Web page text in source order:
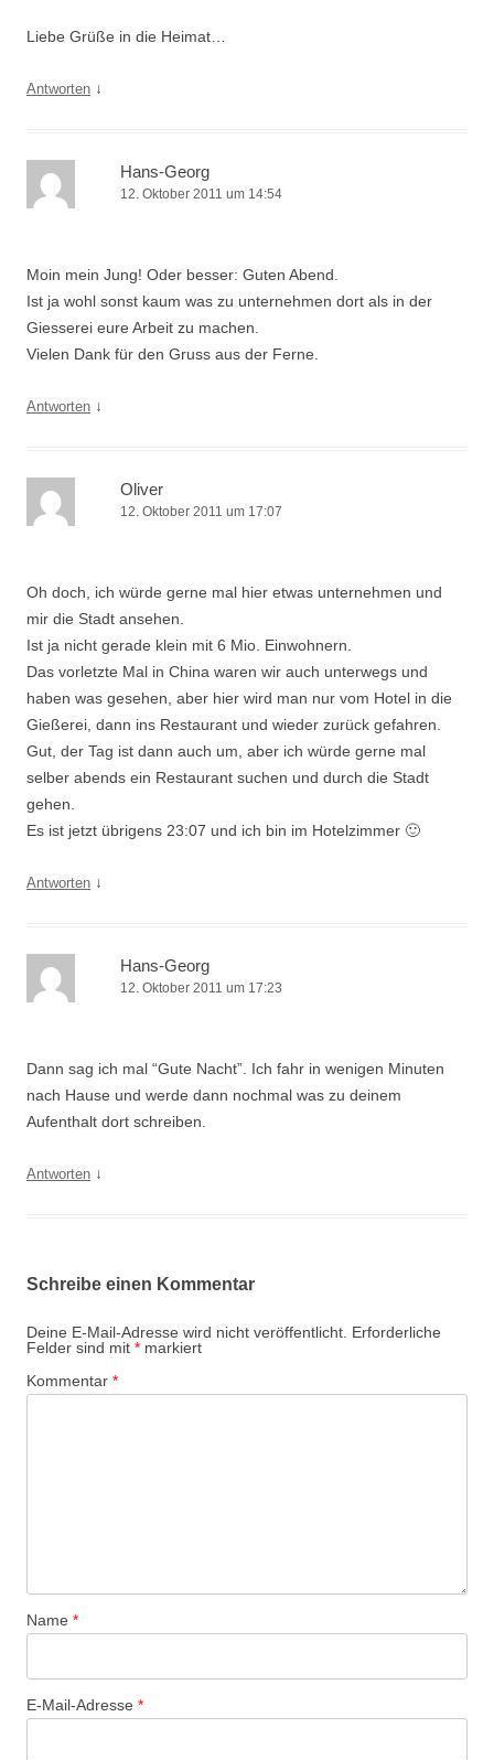
Liebe Grüße in die Heimat…
Antworten ↓
Hans-Georg
12. Oktober 2011 um 14:54
Moin mein Jung! Oder besser: Guten Abend.
Ist ja wohl sonst kaum was zu unternehmen dort als in der
Giesserei eure Arbeit zu machen.
Vielen Dank für den Gruss aus der Ferne.
Antworten ↓
Oliver
12. Oktober 2011 um 17:07
Oh doch, ich würde gerne mal hier etwas unternehmen und
mir die Stadt ansehen.
Ist ja nicht gerade klein mit 6 Mio. Einwohnern.
Das vorletzte Mal in China waren wir auch unterwegs und
haben was gesehen, aber hier wird man nur vom Hotel in die
Gießerei, dann ins Restaurant und wieder zurück gefahren.
Gut, der Tag ist dann auch um, aber ich würde gerne mal
selber abends ein Restaurant suchen und durch die Stadt
gehen.
Es ist jetzt übrigens 23:07 und ich bin im Hotelzimmer 🙂
Antworten ↓
Hans-Georg
12. Oktober 2011 um 17:23
Dann sag ich mal “Gute Nacht”. Ich fahr in wenigen Minuten
nach Hause und werde dann nochmal was zu deinem
Aufenthalt dort schreiben.
Antworten ↓
Schreibe einen Kommentar
Deine E-Mail-Adresse wird nicht veröffentlicht. Erforderliche
Felder sind mit * markiert
Kommentar *
Name *
E-Mail-Adresse *